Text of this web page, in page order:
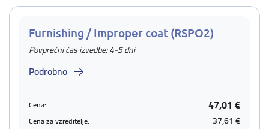
Furnishing / Improper coat (RSPO2)
Povprečni čas izvedbe: 4-5 dni
Podrobno
Cena: 47,01 €
Cena za vzreditelje: 37,61 €